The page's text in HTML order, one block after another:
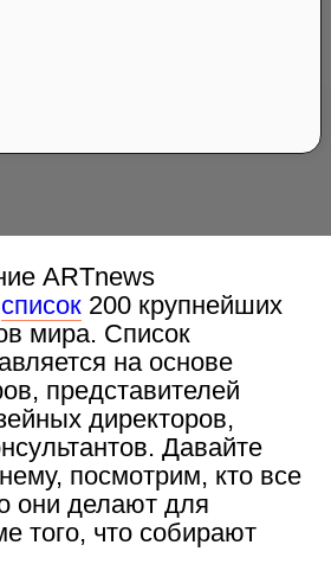
ARTnews
список 200 крупнейших
мира. Список
на основе
представителей
директоров,
Давайте
посмотрим, кто все
они делают для
того, что собирают